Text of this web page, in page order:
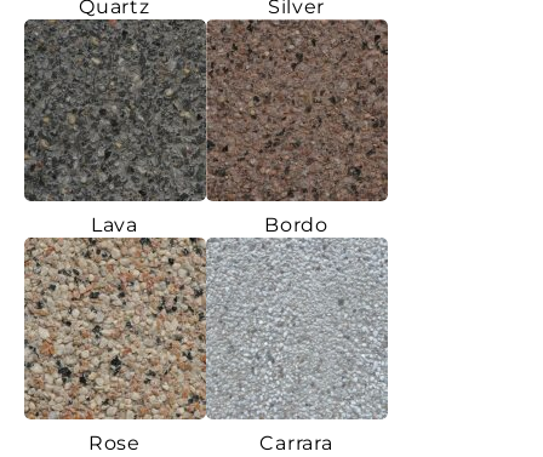
Quartz Silver
Lava Bordo
Rose Carrara